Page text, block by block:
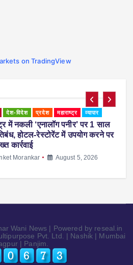
on TradingView
देश-विदेश प्रदेश महाराष्ट्र व्यापार
में नकली ‘एनालॉग पनीर’ पर 1 साल
होटल-रेस्टोरेंट में उपयोग करने पर
कार्रवाई
Morankar August 5, 2026
Wani News | Powered by reseal.in
Pvt. Ltd. | Nashik | Mumbai
| Panjim.